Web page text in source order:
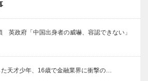
英政府「中国出身者の威嚇、容認できない」
天才少年、16歳で金融業界に衝撃の…